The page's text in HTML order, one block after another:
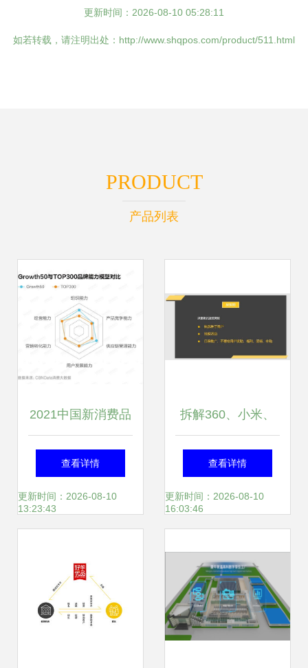
更新时间：2026-08-10 05:28:11
如若转载，请注明出处：http://www.shqpos.com/product/511.html
PRODUCT
产品列表
2021中国新消费品
牌年度增长力榜揭
晓 运营驱动的新消
查看详情
更新时间：2026-08-10
13:23:43
拆解360、小米、
微信和绿洲的产品
运营战略，提炼核
查看详情
更新时间：2026-08-10
16:03:46